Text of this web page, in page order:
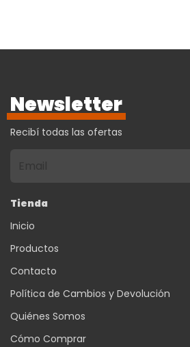
Newsletter
Recibí todas las ofertas
Tienda
Inicio
Productos
Contacto
Política de Cambios y Devolución
Quiénes Somos
Cómo Comprar